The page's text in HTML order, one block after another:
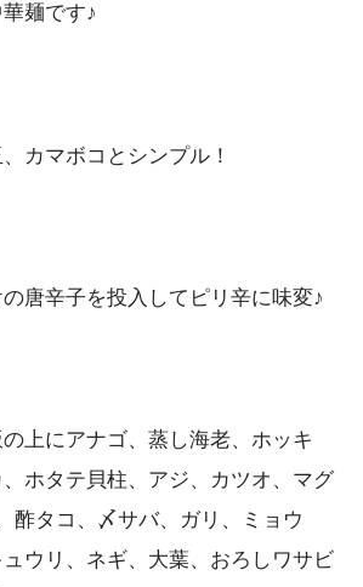
麺です♪
カマボコとシンプル！
唐辛子を投入してピリ辛に味変♪
上にアナゴ、蒸し海老、ホッキ
ホタテ貝柱、アジ、カツオ、マグ
酢タコ、〆サバ、ガリ、ミョウ
ウリ、ネギ、大葉、おろしワサビ